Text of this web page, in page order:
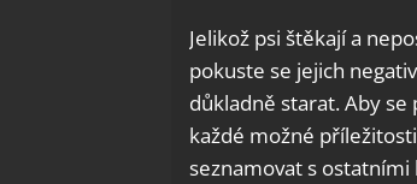
Jelikož psi štěkají a
pokuste se jejich
důkladně starat. Aby se
každé možné
seznamovat s ostatními